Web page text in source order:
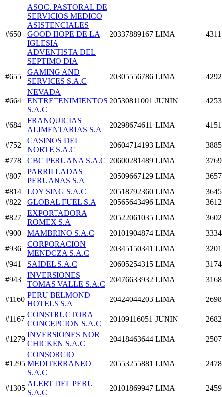
#650
ASOC. PASTORAL DE
SERVICIOS MEDICO
ASISTENCIALES
GOOD HOPE DE LA
IGLESIA
ADVENTISTA DEL
SEPTIMO DIA
20337889167 LIMA
#655
GAMING AND
SERVICES S.A.C
20305556786 LIMA
#664
NEVADA
ENTRETENIMIENTOS
S.A.C
20530811001 JUNIN
#684
FRANQUICIAS
ALIMENTARIAS S.A
20298674611 LIMA
#752
CASINOS DEL
NORTE S.A.C
20604714193 LIMA
#778
CBC PERUANA S.A.C 20600281489 LIMA
#807
PARRILLADAS
PERUANAS S.A
20509667129 LIMA
#814
LOY SING S.A.C 20518792360 LIMA
#822
GLOBAL FUEL S.A 20565643496 LIMA
#827
EXPORTADORA
ROMEX S.A
20522061035 LIMA
#900
MAMBRINO S.A.C 20101904874 LIMA
#936
CORPORACION
MENDOZA S.A.C
20345150341 LIMA
#941
SAIDEL S.A.C 20605254315 LIMA
#943
INVERSIONES
TOMAS VALLE S.A.C
20476633932 LIMA
#1160
PERU BELMOND
HOTELS S.A
20424044203 LIMA
#1167
CONSTRUCTORA
CONCEPCION S.A.C
20109116051 JUNIN
#1279
INVERSIONES NOR
CHICKEN S.A.C
20418463644 LIMA
#1295
CONSORCIO
MEDITERRANEO
S.A.C
20553255881 LIMA
#1305
ALERT DEL PERU
S.A.C
20101869947 LIMA